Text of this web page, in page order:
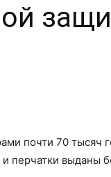
почти 70 тысяч
перчатки выданы